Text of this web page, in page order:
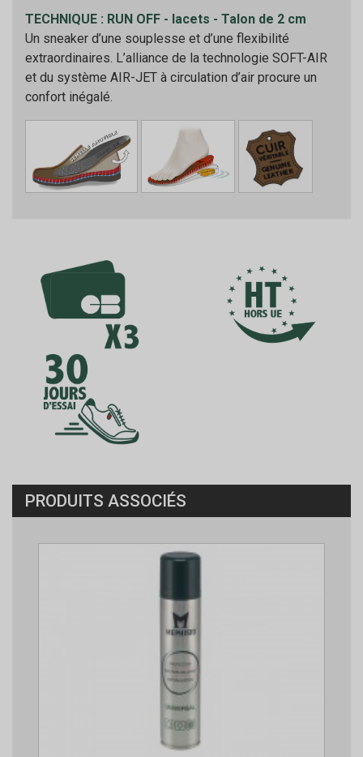
TECHNIQUE : RUN OFF - lacets - Talon de 2 cm
Un sneaker d’une souplesse et d’une flexibilité
extraordinaires. L’alliance de la technologie SOFT-AIR
et du système AIR-JET à circulation d’air procure un
confort inégalé.
PRODUITS ASSOCIÉS